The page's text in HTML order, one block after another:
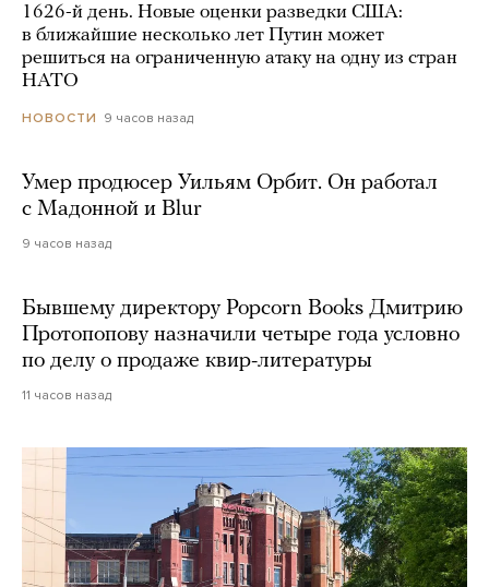
1626-й день. Новые оценки разведки США:
в ближайшие несколько лет Путин может
решиться на ограниченную атаку на одну из стран
НАТО
НОВОСТИ 9 часов назад
Умер продюсер Уильям Орбит. Он работал
с Мадонной и Blur
9 часов назад
Бывшему директору Popcorn Books Дмитрию
Протопопову назначили четыре года условно
по делу о продаже квир-литературы
11 часов назад